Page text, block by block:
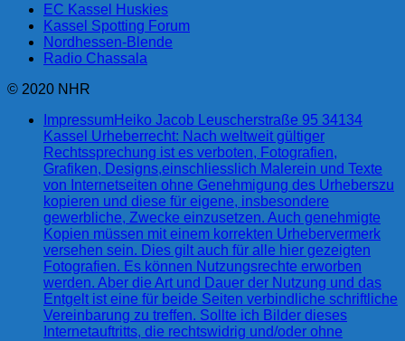
EC Kassel Huskies
Kassel Spotting Forum
Nordhessen-Blende
Radio Chassala
© 2020 NHR
ImpressumHeiko Jacob Leuscherstraße 95 34134
Kassel Urheberrecht: Nach weltweit gültiger
Rechtssprechung ist es verboten, Fotografien,
Grafiken, Designs,einschliesslich Malerein und Texte
von Internetseiten ohne Genehmigung des Urheberszu
kopieren und diese für eigene, insbesondere
gewerbliche, Zwecke einzusetzen. Auch genehmigte
Kopien müssen mit einem korrekten Urhebervermerk
versehen sein. Dies gilt auch für alle hier gezeigten
Fotografien. Es können Nutzungsrechte erworben
werden. Aber die Art und Dauer der Nutzung und das
Entgelt ist eine für beide Seiten verbindliche schriftliche
Vereinbarung zu treffen. Sollte ich Bilder dieses
Internetauftritts, die rechtswidrig und/oder ohne